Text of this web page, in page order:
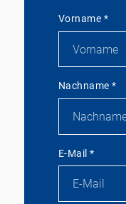
Vorname *
Nachname*
E-Mail*